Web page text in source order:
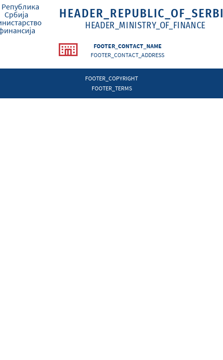
HEADER_MINISTRY_OF_FINANCE
FOOTER_CONTACT_NAME
FOOTER_CONTACT_ADDRESS
FOOTER_COPYRIGHT
FOOTER_TERMS